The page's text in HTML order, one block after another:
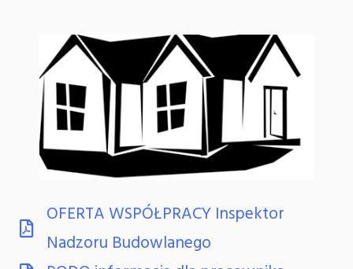
OFERTA WSPÓŁPRACY Inspektor
Nadzoru Budowlanego